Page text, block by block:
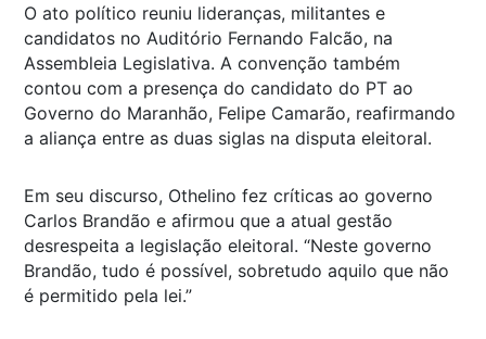
O ato político reuniu lideranças, militantes e
candidatos no Auditório Fernando Falcão, na
Assembleia Legislativa. A convenção também
contou com a presença do candidato do PT ao
Governo do Maranhão, Felipe Camarão, reafirmando
a aliança entre as duas siglas na disputa eleitoral.
Em seu discurso, Othelino fez críticas ao governo
Carlos Brandão e afirmou que a atual gestão
desrespeita a legislação eleitoral. “Neste governo
Brandão, tudo é possível, sobretudo aquilo que não
é permitido pela lei.”